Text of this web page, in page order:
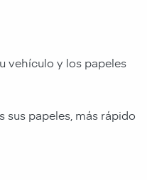
vehículo y los papeles
sus papeles, más rápido